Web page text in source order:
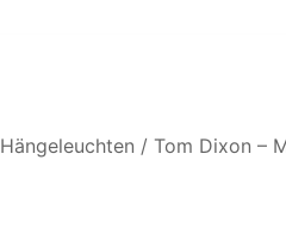
Hängeleuchten / Tom Dixon –